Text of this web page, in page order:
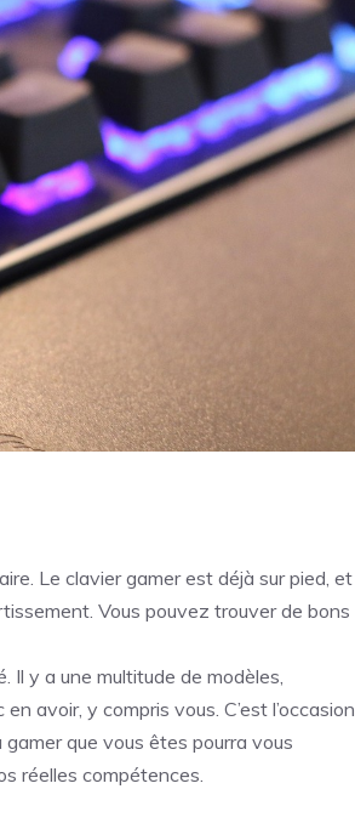
Le clavier gamerest déjà sur pied, et
Vous pouvez trouver de bons
Il y a une multitude de modèles,
avoir, y compris vous. C’est l’occasion
que vous êtes pourra vous
réelles compétences.